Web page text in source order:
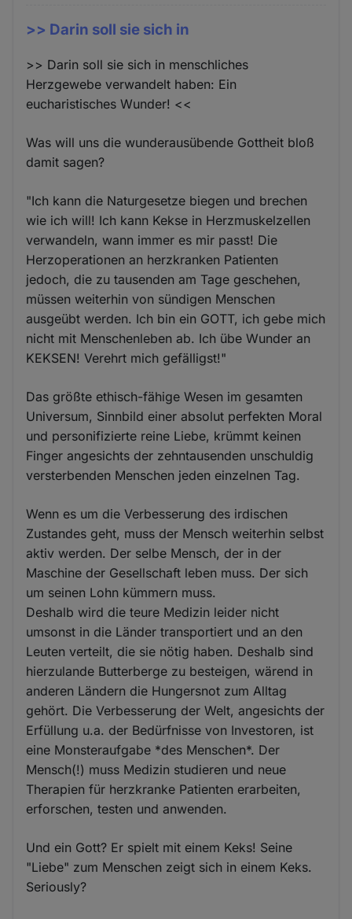
>> Darin soll sie sich in
>> Darin soll sie sich in menschliches
Herzgewebe verwandelt haben: Ein
eucharistisches Wunder! <<
Was will uns die wunderausübende Gottheit bloß
damit sagen?
"Ich kann die Naturgesetze biegen und brechen
wie ich will! Ich kann Kekse in Herzmuskelzellen
verwandeln, wann immer es mir passt! Die
Herzoperationen an herzkranken Patienten
jedoch, die zu tausenden am Tage geschehen,
müssen weiterhin von sündigen Menschen
ausgeübt werden. Ich bin ein GOTT, ich gebe mich
nicht mit Menschenleben ab. Ich übe Wunder an
KEKSEN! Verehrt mich gefälligst!"
Das größte ethisch-fähige Wesen im gesamten
Universum, Sinnbild einer absolut perfekten Moral
und personifizierte reine Liebe, krümmt keinen
Finger angesichts der zehntausenden unschuldig
versterbenden Menschen jeden einzelnen Tag.
Wenn es um die Verbesserung des irdischen
Zustandes geht, muss der Mensch weiterhin selbst
aktiv werden. Der selbe Mensch, der in der
Maschine der Gesellschaft leben muss. Der sich
um seinen Lohn kümmern muss.
Deshalb wird die teure Medizin leider nicht
umsonst in die Länder transportiert und an den
Leuten verteilt, die sie nötig haben. Deshalb sind
hierzulande Butterberge zu besteigen, wärend in
anderen Ländern die Hungersnot zum Alltag
gehört. Die Verbesserung der Welt, angesichts der
Erfüllung u.a. der Bedürfnisse von Investoren, ist
eine Monsteraufgabe *des Menschen*. Der
Mensch(!) muss Medizin studieren und neue
Therapien für herzkranke Patienten erarbeiten,
erforschen, testen und anwenden.
Und ein Gott? Er spielt mit einem Keks! Seine
"Liebe" zum Menschen zeigt sich in einem Keks.
Seriously?